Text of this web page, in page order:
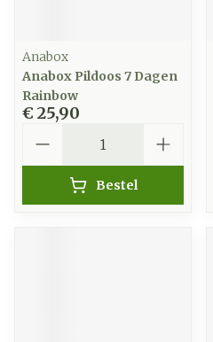
Anabox
Anabox Pildoos 7 Dagen
Rainbow
€ 25,90
Bestel